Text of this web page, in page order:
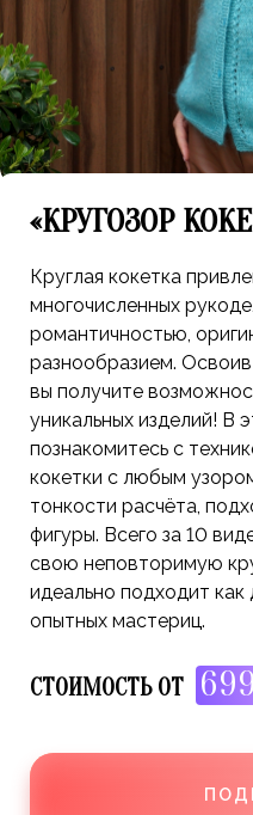
«КРУГОЗОР
Круглая кокетка
многочисленных
романтичностью,
разнообразием.
вы получите
уникальных изделий! В
познакомитесь с
кокетки с любым
тонкости расчёта,
фигуры. Всего за 10
свою неповторимую
идеально подходит как
опытных мастериц.
СТОИМОСТЬ ОТ